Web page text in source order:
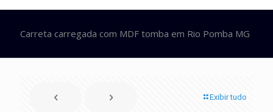
Carreta carregada com MDF tomba em Rio Pomba MG
Exibir tudo